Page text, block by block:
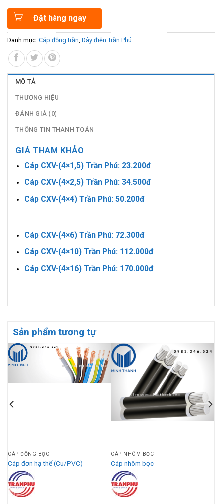
Đặt hàng ngay
Danh mục: Cáp đồng trần, Dây điện Trần Phú
MÔ TẢ
THƯƠNG HIỆU
ĐÁNH GIÁ (0)
THÔNG TIN THANH TOÁN
GIÁ THAM KHẢO
Cáp CXV-(4×1,5) Trần Phú: 23.200đ
Cáp CXV-(4×2,5) Trần Phú: 34.500đ
Cáp CXV-(4×4) Trần Phú: 50.200đ
Cáp CXV-(4×6) Trần Phú: 72.300đ
Cáp CXV-(4×10) Trần Phú: 112.000đ
Cáp CXV-(4×16) Trần Phú: 170.000đ
Sản phẩm tương tự
CÁP ĐỒNG BỌC
Cáp đơn hạ thế (Cu/PVC)
CÁP NHÔM BỌC
Cáp nhôm bọc